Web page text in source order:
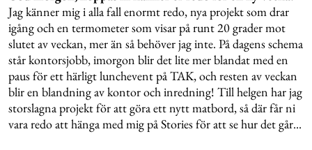
Jag känner mig i alla fall enormt redo, nya projekt som drar
igång och en termometer som visar på runt 20 grader mot
slutet av veckan, mer än så behöver jag inte. På dagens schema
står kontorsjobb, imorgon blir det lite mer blandat med en
paus för ett härligt lunchevent på TAK, och resten av veckan
blir en blandning av kontor och inredning! Till helgen har jag
storslagna projekt för att göra ett nytt matbord, så där får ni
vara redo att hänga med mig på Stories för att se hur det går...